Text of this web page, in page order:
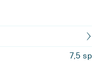
7,5 sp